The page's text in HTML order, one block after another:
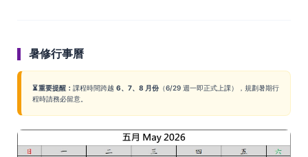
暑修行事曆
⏳ 重要提醒： 課程時間跨越 6、7、8 月份 （6/29 週一即正式上課），規劃暑期行
程時請務必留意。